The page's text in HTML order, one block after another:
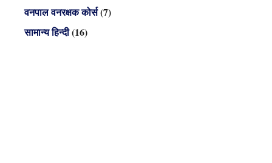
वनपाल वनरक्षक कोर्स(7)
सामान्य हिन्दी(16)